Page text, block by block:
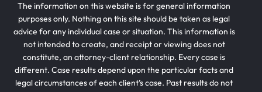
The information on this website is for general information
purposes only. Nothing on this site should be taken as legal
advice for any individual case or situation. This information is
not intended to create, and receipt or viewing does not
constitute, an attorney-client relationship. Every case is
different. Case results depend upon the particular facts and
legal circumstances of each client’s case. Past results do not